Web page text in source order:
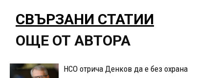
СВЪРЗАНИ СТАТИИ
ОЩЕ ОТ АВТОРА
НСО отрича Денков да е без охрана